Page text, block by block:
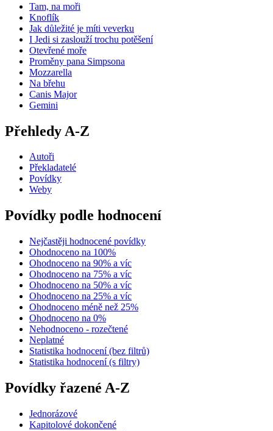
Tam, na moři
Knoflík
Jak důležité je míti veverku
I Jedi si zaslouží trochu potěšení
Otevřené moře
Proměny pana Simpsona
Mozzarella
Na břehu
Canis Major
Gemini
Přehledy A-Z
Autoři
Překladatelé
Povídky
Weby
Povídky podle hodnocení
Nejčastěji hodnocené povídky
Ohodnoceno na 100%
Ohodnoceno na 90% a víc
Ohodnoceno na 75% a víc
Ohodnoceno na 50% a víc
Ohodnoceno na 25% a víc
Ohodnoceno méně než 25%
Ohodnoceno na 0%
Nehodnoceno - rozečtené
Neplatné
Statistika hodnocení (bez filtrů)
Statistika hodnocení (s filtry)
Povídky řazené A-Z
Jednorázové
Kapitolové dokončené